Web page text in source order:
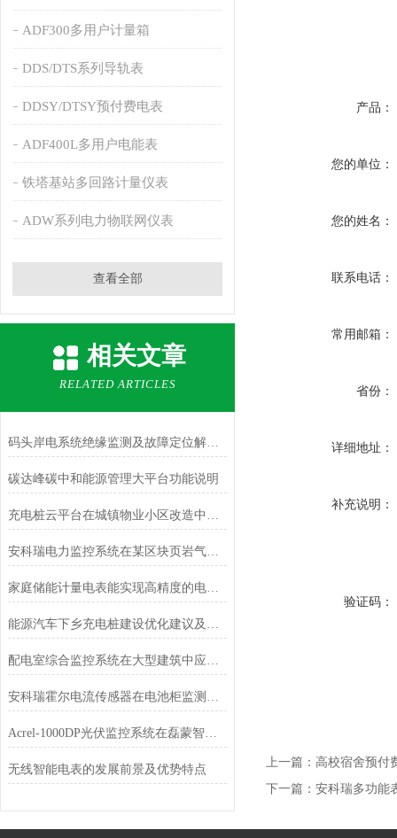
ADF300多用户计量箱
DDS/DTS系列导轨表
DDSY/DTSY预付费电表
ADF400L多用户电能表
铁塔基站多回路计量仪表
ADW系列电力物联网仪表
查看全部
相关文章
RELATED ARTICLES
码头岸电系统绝缘监测及故障定位解决方案
碳达峰碳中和能源管理大平台功能说明
充电桩云平台在城镇物业小区改造中的应用
安科瑞电力监控系统在某区块页岩气地面集输工程中的应用
家庭储能计量电表能实现高精度的电能计量
能源汽车下乡充电桩建设优化建议及解决方案
配电室综合监控系统在大型建筑中应用的探讨
安科瑞霍尔电流传感器在电池柜监测中的应用
Acrel-1000DP光伏监控系统在磊蒙智能装备5.98MW光伏10KV并网系统的应用
无线智能电表的发展前景及优势特点
产品：
您的单位：
您的姓名：
联系电话：
常用邮箱：
省份：
详细地址：
补充说明：
验证码：
上一篇： 高校宿舍预付
下一篇： 安科瑞多功能